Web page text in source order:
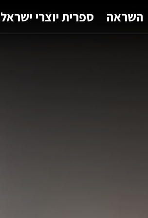
השראה ספרית יוצרי ישראל